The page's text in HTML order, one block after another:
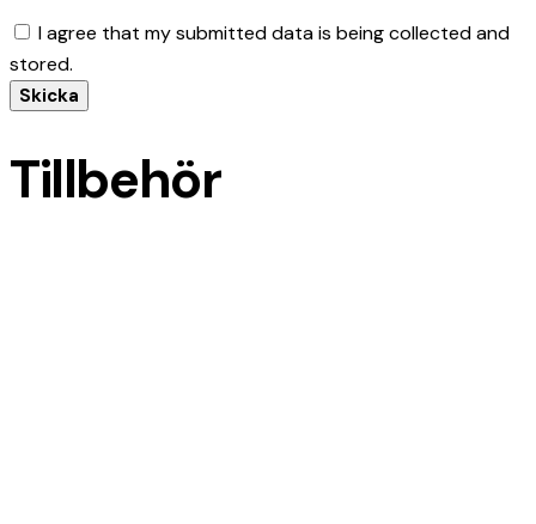
I agree that my submitted data is being collected and
stored.
Tillbehör